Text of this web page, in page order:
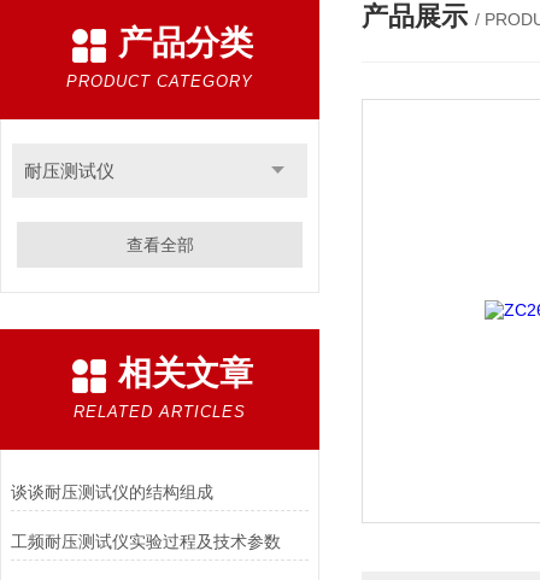
产品分类
PRODUCT CATEGORY
耐压测试仪
查看全部
相关文章
RELATED ARTICLES
谈谈耐压测试仪的结构组成
工频耐压测试仪实验过程及技术参数
产品展示 /